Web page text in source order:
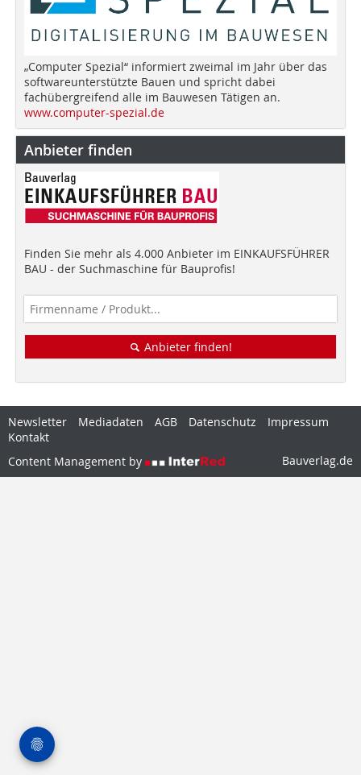
„Computer Spezial“ informiert zweimal im Jahr über das
softwareunterstützte Bauen und spricht dabei
fachübergreifend alle im Bauwesen Tätigen an.
www.computer-spezial.de
Anbieter finden
Finden Sie mehr als 4.000 Anbieter im EINKAUFSFÜHRER
BAU - der Suchmaschine für Bauprofis!
Anbieter finden!
Newsletter Mediadaten AGB Datenschutz
Impressum
Kontakt
Content Management by
Bauverlag.de